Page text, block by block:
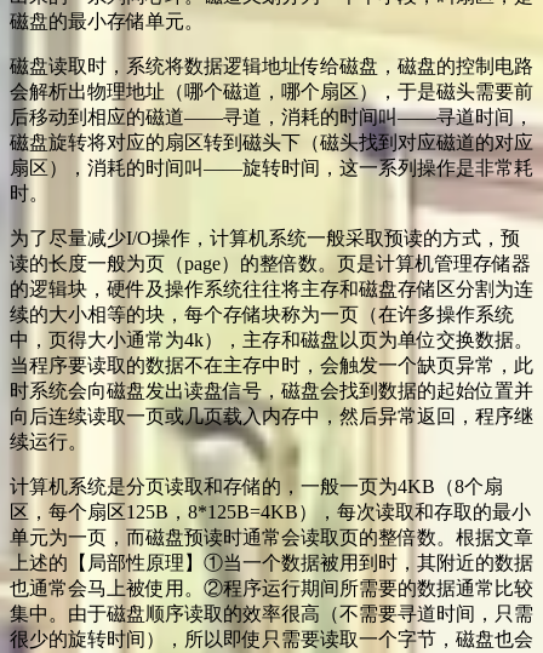
磁盘的最小存储单元。
磁盘读取时，系统将数据逻辑地址传给磁盘，磁盘的控制电路
会解析出物理地址（哪个磁道，哪个扇区），于是磁头需要前
后移动到相应的磁道——寻道，消耗的时间叫——寻道时间，
磁盘旋转将对应的扇区转到磁头下（磁头找到对应磁道的对应
扇区），消耗的时间叫——旋转时间，这一系列操作是非常耗
时。
为了尽量减少I/O操作，计算机系统一般采取预读的方式，预
读的长度一般为页（page）的整倍数。页是计算机管理存储器
的逻辑块，硬件及操作系统往往将主存和磁盘存储区分割为连
续的大小相等的块，每个存储块称为一页（在许多操作系统
中，页得大小通常为4k），主存和磁盘以页为单位交换数据。
当程序要读取的数据不在主存中时，会触发一个缺页异常，此
时系统会向磁盘发出读盘信号，磁盘会找到数据的起始位置并
向后连续读取一页或几页载入内存中，然后异常返回，程序继
续运行。
计算机系统是分页读取和存储的，一般一页为4KB（8个扇
区，每个扇区125B，8*125B=4KB），每次读取和存取的最小
单元为一页，而磁盘预读时通常会读取页的整倍数。根据文章
上述的【局部性原理】①当一个数据被用到时，其附近的数据
也通常会马上被使用。②程序运行期间所需要的数据通常比较
集中。由于磁盘顺序读取的效率很高（不需要寻道时间，只需
很少的旋转时间），所以即使只需要读取一个字节，磁盘也会